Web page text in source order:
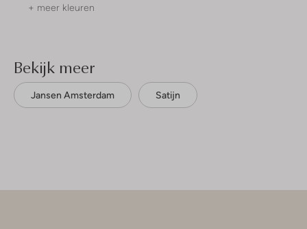
+ meer kleuren
Bekijk meer
Jansen Amsterdam Satijn